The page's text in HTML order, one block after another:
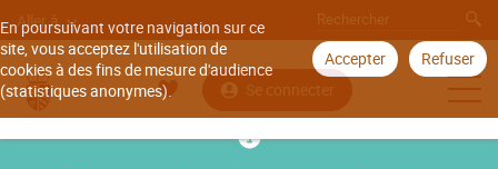
En poursuivant votre navigation sur ce
site, vous acceptez l'utilisation de
cookies à des fins de mesure d'audience
(statistiques anonymes).
Accepter Refuser
Aller à
Se connecter